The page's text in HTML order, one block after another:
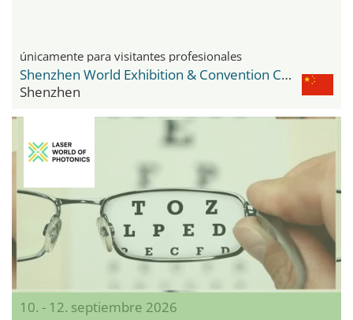
únicamente para visitantes profesionales
Shenzhen World Exhibition & Convention Center
Shenzhen
10. - 12. septiembre 2026